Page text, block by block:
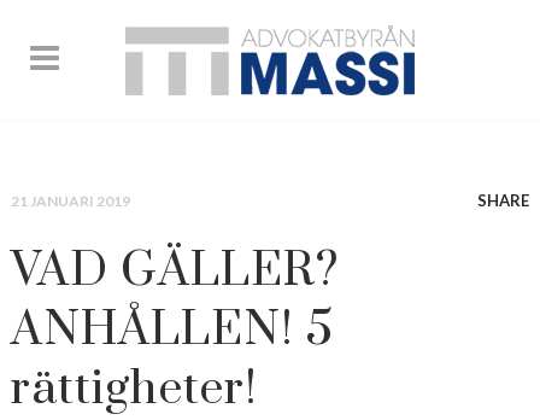
21 JANUARI 2019 SHARE
VAD GÄLLER?
ANHÅLLEN! 5
rättigheter!